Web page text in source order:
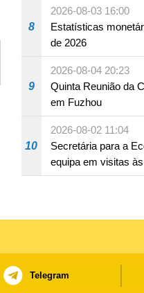
8
2026-08-03 16:00
Estatísticas
de 2026
9
2026-08-04 20:23
Quinta Reunião da
em Fuzhou
10
2026-08-02 11:04
Secretária para a
equipa em visitas
consolidar
Telegram